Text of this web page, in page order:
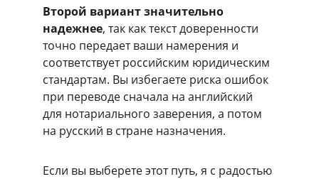
Второй вариант значительно
надежнее, так как текст доверенности
точно передает ваши намерения и
соответствует российским юридическим
стандартам. Вы избегаете риска ошибок
при переводе сначала на английский
для нотариального заверения, а потом
на русский в стране назначения.
Если вы выберете этот путь, я с радостью